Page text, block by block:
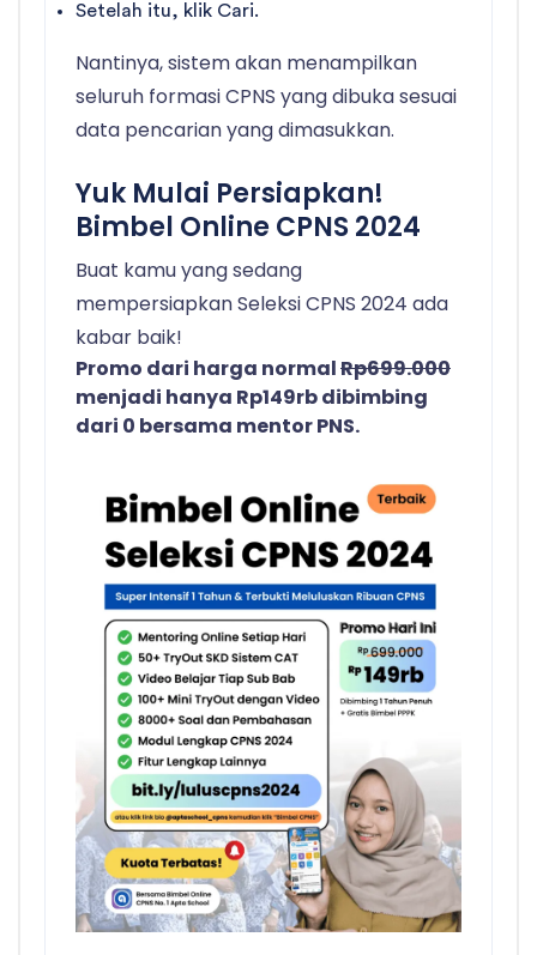
Setelah itu, klik Cari.
Nantinya, sistem akan menampilkan
seluruh formasi CPNS yang dibuka sesuai
data pencarian yang dimasukkan.
Yuk Mulai Persiapkan!
Bimbel Online CPNS 2024
Buat kamu yang sedang
mempersiapkan Seleksi CPNS 2024 ada
kabar baik!
Promo dari harga normalRp699.000
menjadi hanya Rp149rb dibimbing
dari 0 bersama mentor PNS.